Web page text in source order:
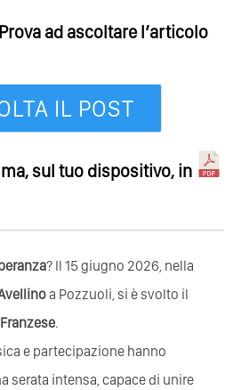
ad ascoltare l’articolo
IL POST
sul tuo dispositivo, in
? Il 15 giugno 2026, nella
a Pozzuoli, si è svolto il
.
e partecipazione hanno
serata intensa, capace di unire